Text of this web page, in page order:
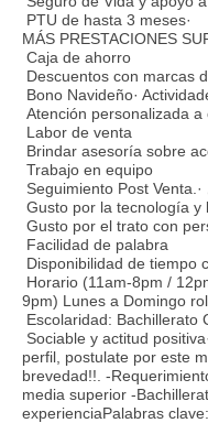
PTU de hasta 3 meses·
MÁS PRESTACIONES
Caja de ahorro
Descuentos con marcas
Bono Navideño·
Atención personalizada a
Labor de venta
Brindar asesoría sobre
Trabajo en equipo
Seguimiento Post
Gusto por la tecnología y
Gusto por el trato con
Facilidad de palabra
Disponibilidad de tiempo
Horario (11am-8pm /
9pm) Lunes a Domingo
Escolaridad: Bachillerato
Sociable y actitud
perfil, postulate por este
brevedad!!. -
media superior -
experienciaPalabras